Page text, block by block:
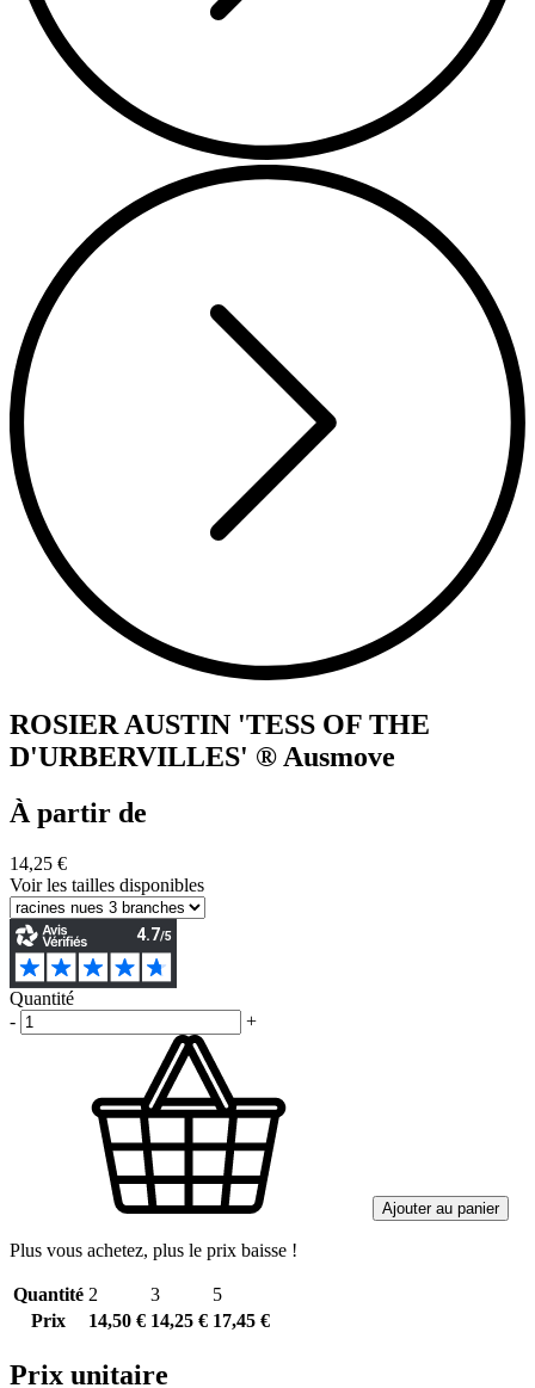
ROSIER AUSTIN 'TESS OF THE
D'URBERVILLES' ® Ausmove
À partir de
14,25 €
Voir les tailles disponibles
Quantité
-
+
Ajouter au panier
Plus vous achetez, plus le prix baisse !
Quantité 2 3
5
Prix
14,50 € 14,25 € 17,45 €
Prix unitaire